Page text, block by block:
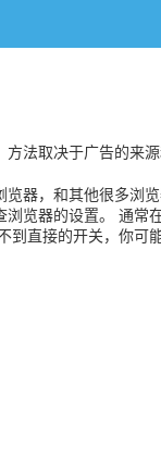
法取决于广告的来
器，和其他很多浏
览器的设置。 通常
直接的开关，你可